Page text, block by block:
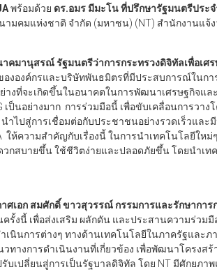
พร้อมด้วย ดร.อมร มีมะโน ที่ปรึกษารัฐมนตรีประ
ามคมแห่งชาติ จำกัด (มหาชน) (NT) สำนักงานแจ้
คมานุสรณ์ รัฐมนตรีว่าการกระทรวงดิจิทัลเพื่อเศร
งองค์กรและบริษัทพันธมิตรที่มีประสบการณ์ในกา
างที่จะเกิดขึ้นในอนาคตในการพัฒนาเศรษฐกิจแ
เป็นอย่างมาก การร่วมมือนี้ เพื่อขับเคลื่อนการวา
นำไปสู่การเชื่อมต่อกับประชาชนอย่างรวดเร็วแล
ให้ความสำคัญกับเรื่องนี้ ในการนำเทคโนโลยีใหม่
วกสบายขึ้น ใช้ชีวิตง่ายและปลอดภัยขึ้น โดยนำเ
ศเอก สมศักดิ์ ขาวสุวรรณ์ กรรมการและรักษาการ
ครั้งนี้ เพื่อส่งเสริม ผลักดัน และประสานความร่ว
เนินการต่างๆ ทางด้านเทคโนโลยีในภาครัฐและ
วทางการดำเนินงานที่เกี่ยวข้อง เพื่อพัฒนาโครง
รับเปลี่ยนสู่การเป็นรัฐบาลดิจิทัล โดย NT มีศักยภ